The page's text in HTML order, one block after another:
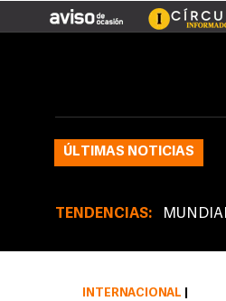
ÚLTIMAS NOTICIAS
TENDENCIAS:
INTERNACIONAL